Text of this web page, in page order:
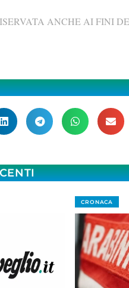
ANCHE AI FINI
CRONACA